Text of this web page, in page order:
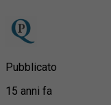
Pubblicato
15 anni fa